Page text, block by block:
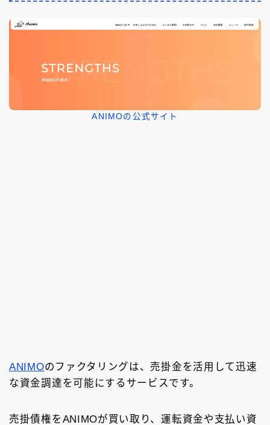
ANIMOの公式サイト
ANIMOのファクタリングは、売掛金を活用して迅速
な資金調達を可能にするサービスです。
売掛債権をANIMOが買い取り、運転資金や支払い資